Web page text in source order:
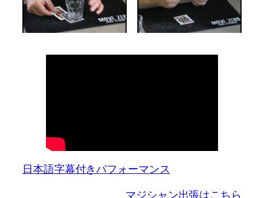
日本語字幕付きパフォーマンス
マジシャン出張はこちら